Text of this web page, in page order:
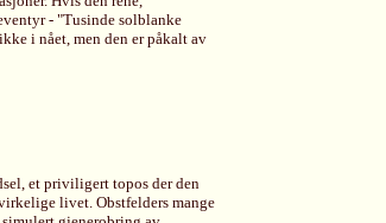
- "Tusinde solblanke
i nået, men den er påkalt av
et priviligert topos der den
livet. Obstfelders mange